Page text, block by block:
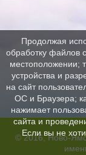
© 2016, Ново-
Продолжая
обработку файлов
местоположении;
устройства и
на сайт
ОС и Браузера;
нажимает
сайта и
Если вы не